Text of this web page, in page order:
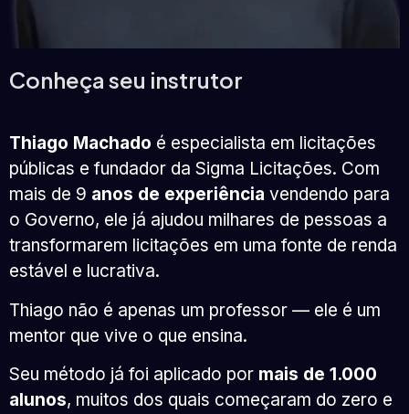
Conheça seu instrutor
Thiago Machado é especialista em licitações
públicas e fundador da Sigma Licitações. Com
mais de 9 anos de experiência vendendo para
o Governo, ele já ajudou milhares de pessoas a
transformarem licitações em uma fonte de renda
estável e lucrativa.
Thiago não é apenas um professor — ele é um
mentor que vive o que ensina.
Seu método já foi aplicado por mais de 1.000
alunos, muitos dos quais começaram do zero e